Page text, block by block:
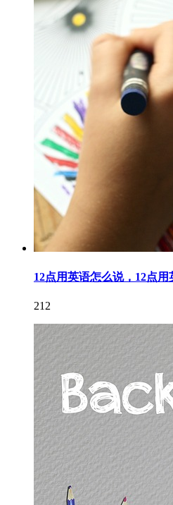
12点用英语怎么说，12点
212